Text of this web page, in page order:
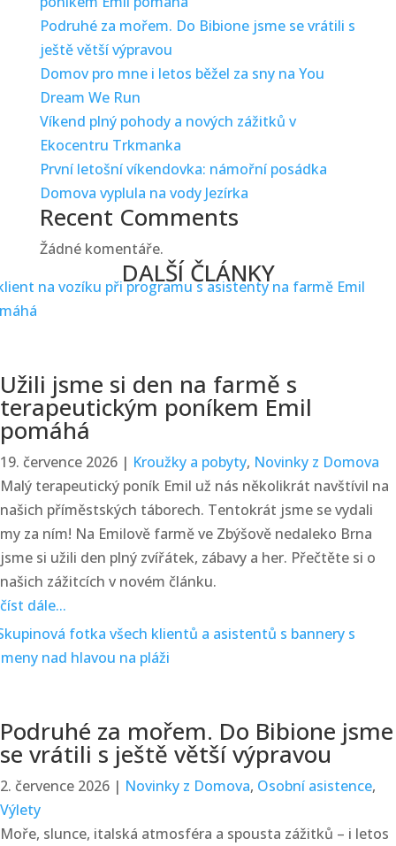
Podruhé za mořem. Do Bibione jsme se vrátili s
ještě větší výpravou
Domov pro mne i letos běžel za sny na You
Dream We Run
Víkend plný pohody a nových zážitků v
Ekocentru Trkmanka
První letošní víkendovka: námořní posádka
Domova vyplula na vody Jezírka
Recent Comments
Žádné komentáře.
DALŠÍ ČLÁNKY
Užili jsme si den na farmě s
terapeutickým poníkem Emil
pomáhá
19. července 2026 | Kroužky a pobyty, Novinky z Domova
Malý terapeutický poník Emil už nás několikrát navštívil na
našich příměstských táborech. Tentokrát jsme se vydali
my za ním! Na Emilově farmě ve Zbýšově nedaleko Brna
jsme si užili den plný zvířátek, zábavy a her. Přečtěte si o
našich zážitcích v novém článku.
číst dále...
Podruhé za mořem. Do Bibione jsme
se vrátili s ještě větší výpravou
2. července 2026 | Novinky z Domova, Osobní asistence,
Výlety
Moře, slunce, italská atmosféra a spousta zážitků – i letos